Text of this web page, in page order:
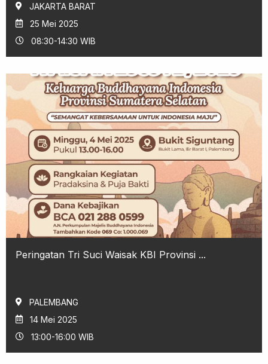
JAKARTA BARAT
25 Mei 2025
08:30-14:30 WIB
Peringatan Tri Suci Waisak KBI Provinsi ...
PALEMBANG
14 Mei 2025
13:00-16:00 WIB